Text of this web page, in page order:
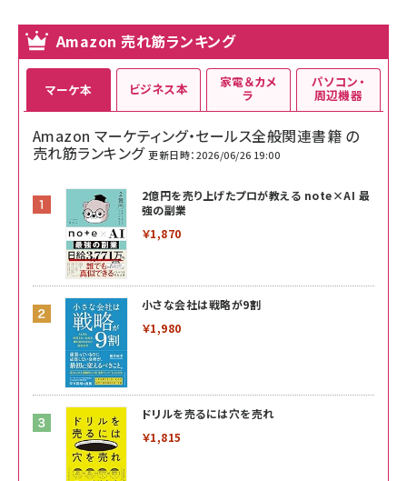
Amazon 売れ筋ランキング
マーケ本
Amazon マーケティング・セールス全般関連書籍 の
売れ筋ランキング 更新日時：2026/06/26 19:00
2億円を売り上げたプロが教える note×AI 最
強の副業
￥1,870
小さな会社は戦略が9割
￥1,980
ドリルを売るには穴を売れ
￥1,815
ビジネス本 家電＆カメ
ラ
パソコン・
周辺機器